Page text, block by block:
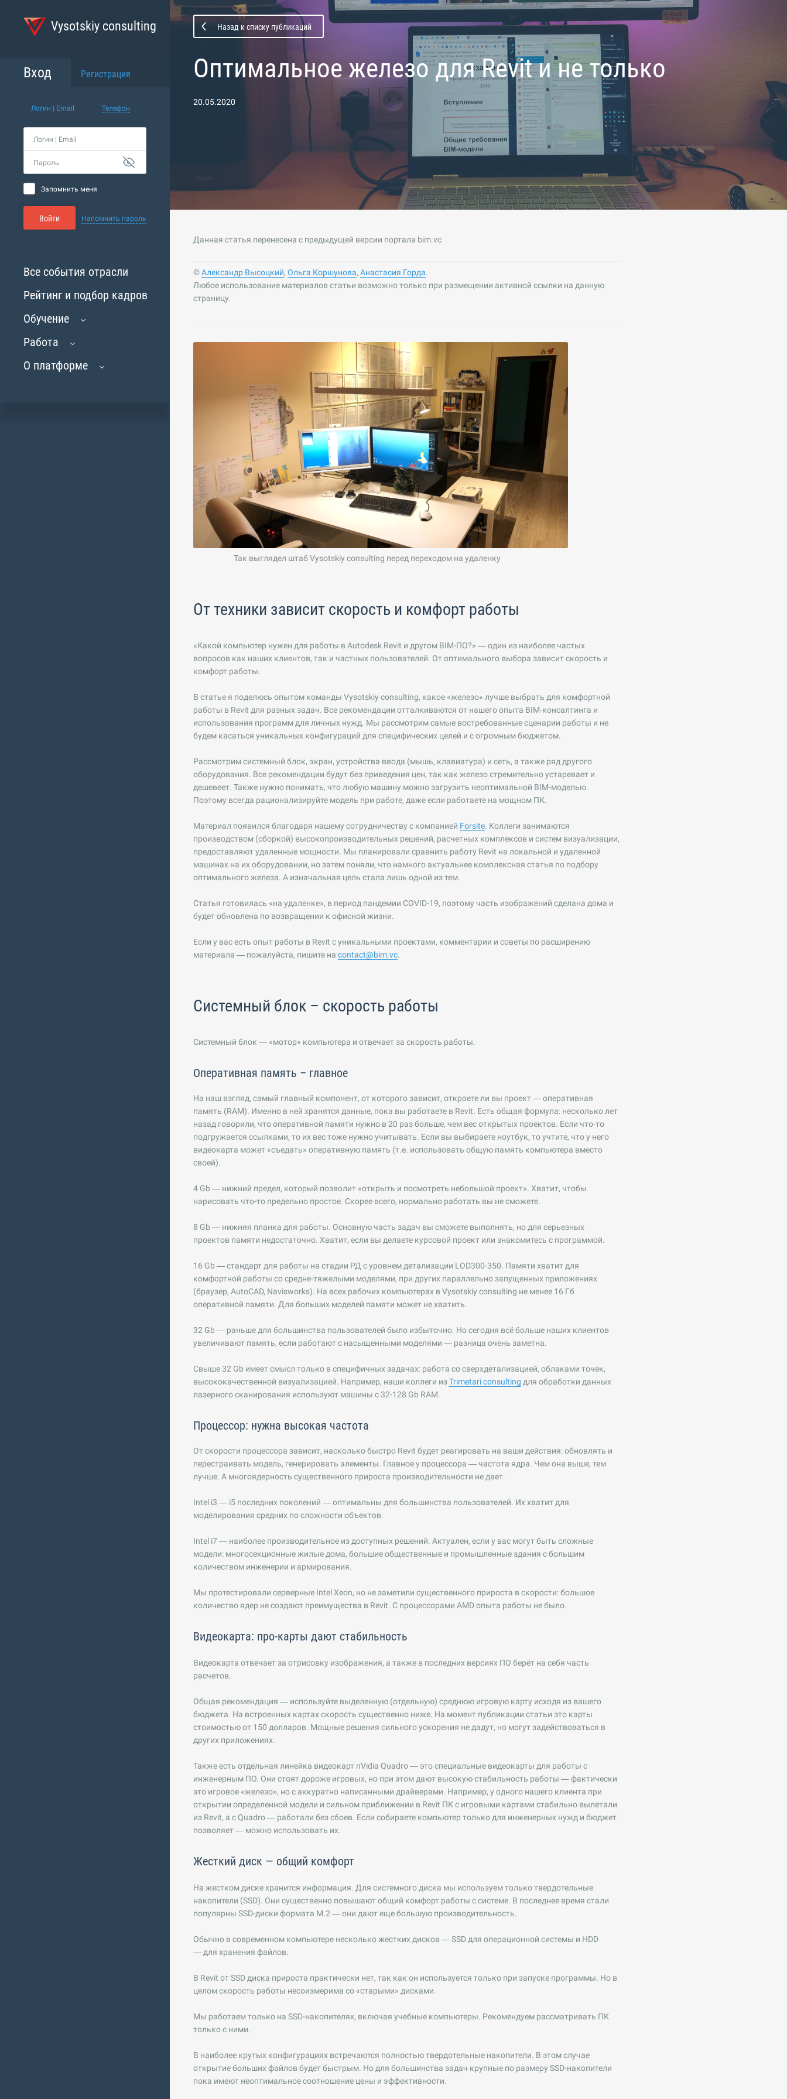
Vysotskiy consulting
Вход Регистрация
Логин | Email Телефон
Логин | Email
Пароль
Запомнить меня
Войти Напомнить пароль
Все события отрасли
Рейтинг и подбор кадров
Обучение
Работа
О платформе
Назад к списку публикаций
Оптимальное железо для Revit и не только
20.05.2020
Данная статья перенесена с предыдущей версии портала bim.vc
©Александр Высоцкий, Ольга Коршунова, Анастасия Горда.
Любое использование материалов статьи возможно только при размещении активной ссылки на данную
страницу.
Так выглядел штаб Vysotskiy consulting перед переходом на удаленку
От техники зависит скорость и комфорт работы
«Какой компьютер нужен для работы в Autodesk Revit и другом BIM-ПО?» —один из наиболее частых
вопросов как наших клиентов, так и частных пользователей. От оптимального выбора зависит скорость и
комфорт работы.
В статье я поделюсь опытом команды Vysotskiy consulting, какое «железо» лучше выбрать для комфортной
работы в Revit для разных задач. Все рекомендации отталкиваются от нашего опыта BIM-консалтинга и
использования программ для личных нужд. Мы рассмотрим самые востребованные сценарии работы и не
будем касаться уникальных конфигураций для специфических целей и с огромным бюджетом.
Рассмотрим системный блок, экран, устройства ввода (мышь, клавиатура) и сеть, а также ряд другого
оборудования. Все рекомендации будут без приведения цен, так как железо стремительно устаревает и
дешевеет. Также нужно понимать, что любую машину можно загрузить неоптимальной BIM-моделью.
Поэтому всегда рационализируйте модель при работе, даже если работаете на мощном ПК.
Материал появился благодаря нашему сотрудничеству с компанией Forsite. Коллеги занимаются
производством (сборкой) высокопроизводительных решений, расчетных комплексов и систем визуализации,
предоставляют удаленные мощности. Мы планировали сравнить работу Revit на локальной и удаленной
машинах на их оборудовании, но затем поняли, что намного актуальнее комплексная статья по подбору
оптимального железа. А изначальная цель стала лишь одной из тем.
Статья готовилась «на удаленке», в период пандемии COVID-19, поэтому часть изображений сделана дома и
будет обновлена по возвращении к офисной жизни.
Если у вас есть опыт работы в Revit с уникальными проектами, комментарии и советы по расширению
материала — пожалуйста, пишите на contact@bim.vc.
Системный блок – скорость работы
Системный блок — «мотор» компьютера и отвечает за скорость работы.
Оперативная память – главное
На наш взгляд, самый главный компонент, от которого зависит, откроете ли вы проект — оперативная
память (RAM). Именно в ней хранятся данные, пока вы работаете в Revit. Есть общая формула: несколько лет
назад говорили, что оперативной памяти нужно в 20 раз больше, чем вес открытых проектов. Если что-то
подгружается ссылками, то их вес тоже нужно учитывать. Если вы выбираете ноутбук, то учтите, что у него
видеокарта может «съедать» оперативную память (т.е. использовать общую память компьютера вместо
своей).
4 Gb — нижний предел, который позволит «открыть и посмотреть небольшой проект». Хватит, чтобы
нарисовать что-то предельно простое. Скорее всего, нормально работать вы не сможете.
8 Gb — нижняя планка для работы. Основную часть задач вы сможете выполнять, но для серьезных
проектов памяти недостаточно. Хватит, если вы делаете курсовой проект или знакомитесь с программой.
16 Gb — стандарт для работы на стадии РД с уровнем детализации LOD300-350. Памяти хватит для
комфортной работы со средне-тяжелыми моделями, при других параллельно запущенных приложениях
(браузер, AutoCAD, Navisworks). На всех рабочих компьютерах в Vysotskiy consulting не менее 16 Гб
оперативной памяти. Для больших моделей памяти может не хватить.
32 Gb — раньше для большинства пользователей было избыточно. Но сегодня всё больше наших клиентов
увеличивают память, если работают с насыщенными моделями — разница очень заметна.
Свыше 32 Gb имеет смысл только в специфичных задачах: работа со сверхдетализацией, облаками точек,
высококачественной визуализацией. Например, наши коллеги изTrimetari consulting для обработки данных
лазерного сканирования используют машины с 32-128 Gb RAM.
Процессор: нужна высокая частота
От скорости процессора зависит, насколько быстро Revit будет реагировать на ваши действия: обновлять и
перестраивать модель, генерировать элементы. Главное у процессора — частота ядра. Чем она выше, тем
лучше. А многоядерность существенного прироста производительности не дает.
Intel i3 — i5 последних поколений — оптимальны для большинства пользователей. Их хватит для
моделирования средних по сложности объектов.
Intel i7 — наиболее производительное из доступных решений. Актуален, если у вас могут быть сложные
модели: многосекционные жилые дома, большие общественные и промышленные здания с большим
количеством инженерии и армирования.
Мы протестировали серверные Intel Xeon, но не заметили существенного прироста в скорости: большое
количество ядер не создают преимущества в Revit. С процессорами AMD опыта работы не было.
Видеокарта: про-карты дают стабильность
Видеокарта отвечает за отрисовку изображения, а также в последних версиях ПО берёт на себя часть
расчетов.
Общая рекомендация — используйте выделенную (отдельную) среднюю игровую карту исходя из вашего
бюджета. На встроенных картах скорость существенно ниже. На момент публикации статьи это карты
стоимостью от 150 долларов. Мощные решения сильного ускорения не дадут, но могут задействоваться в
других приложениях.
Также есть отдельная линейка видеокарт nVidia Quadro — это специальные видеокарты для работы с
инженерным ПО. Они стоят дороже игровых, но при этом дают высокую стабильность работы — фактически
это игровое «железо», но с аккуратно написанными драйверами. Например, у одного нашего клиента при
открытии определенной модели и сильном приближении в Revit ПК с игровыми картами стабильно вылетали
из Revit, а с Quadro — работали без сбоев. Если собираете компьютер только для инженерных нужд и бюджет
позволяет — можно использовать их.
Жесткий диск — общий комфорт
На жестком диске хранится информация. Для системного диска мы используем только твердотельные
накопители (SSD). Они существенно повышают общий комфорт работы с системе. В последнее время стали
популярны SSD-диски формата M.2 — они дают еще большую производительность.
Обычно в современном компьютере несколько жестких дисков — SSD для операционной системы и HDD
— для хранения файлов.
В Revit от SSD диска прироста практически нет, так как он используется только при запуске программы. Но в
целом скорость работы несоизмерима со «старыми» дисками.
Мы работаем только на SSD-накопителях, включая учебные компьютеры. Рекомендуем рассматривать ПК
только с ними.
В наиболее крутых конфигурациях встречаются полностью твердотельные накопители. В этом случае
открытие больших файлов будет быстрым. Но для большинства задач крупные по размеру SSD-накопители
пока имеют неоптимальное соотношение цены и эффективности.